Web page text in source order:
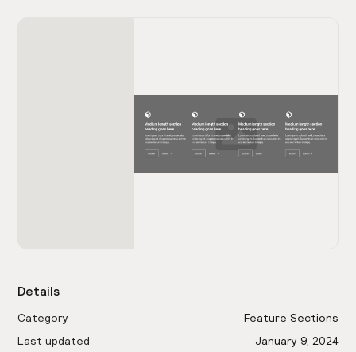
Details
Category
Feature Sections
Last updated
January 9, 2024